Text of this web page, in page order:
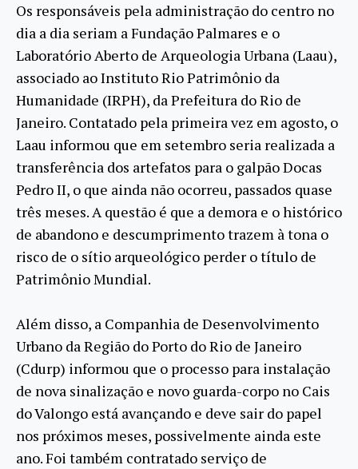
Os responsáveis pela administração do centro no
dia a dia seriam a Fundação Palmares e o
Laboratório Aberto de Arqueologia Urbana (Laau),
associado ao Instituto Rio Patrimônio da
Humanidade (IRPH), da Prefeitura do Rio de
Janeiro. Contatado pela primeira vez em agosto, o
Laau informou que em setembro seria realizada a
transferência dos artefatos para o galpão Docas
Pedro II, o que ainda não ocorreu, passados quase
três meses. A questão é que a demora e o histórico
de abandono e descumprimento trazem à tona o
risco de o sítio arqueológico perder o título de
Patrimônio Mundial.
Além disso, a Companhia de Desenvolvimento
Urbano da Região do Porto do Rio de Janeiro
(Cdurp) informou que o processo para instalação
de nova sinalização e novo guarda-corpo no Cais
do Valongo está avançando e deve sair do papel
nos próximos meses, possivelmente ainda este
ano. Foi também contratado serviço de